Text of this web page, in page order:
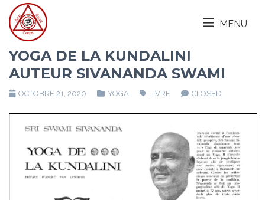
MENU
YOGA DE LA KUNDALINI
AUTEUR SIVANANDA SWAMI
OCTOBRE 21, 2020 YOGA LIVRE CLOSED